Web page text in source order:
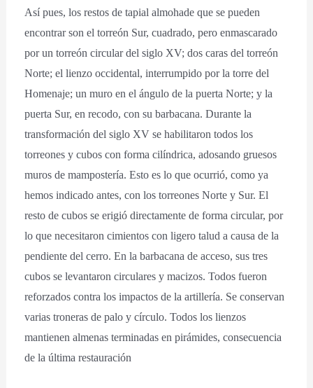
Así pues, los restos de tapial almohade que se pueden
encontrar son el torreón Sur, cuadrado, pero enmascarado
por un torreón circular del siglo XV; dos caras del torreón
Norte; el lienzo occidental, interrumpido por la torre del
Homenaje; un muro en el ángulo de la puerta Norte; y la
puerta Sur, en recodo, con su barbacana. Durante la
transformación del siglo XV se habilitaron todos los
torreones y cubos con forma cilíndrica, adosando gruesos
muros de mampostería. Esto es lo que ocurrió, como ya
hemos indicado antes, con los torreones Norte y Sur. El
resto de cubos se erigió directamente de forma circular, por
lo que necesitaron cimientos con ligero talud a causa de la
pendiente del cerro. En la barbacana de acceso, sus tres
cubos se levantaron circulares y macizos. Todos fueron
reforzados contra los impactos de la artillería. Se conservan
varias troneras de palo y círculo. Todos los lienzos
mantienen almenas terminadas en pirámides, consecuencia
de la última restauración